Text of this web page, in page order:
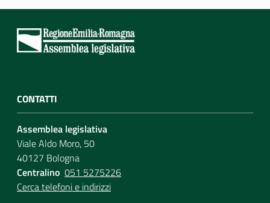
CONTATTI
Assemblea legislativa
Viale Aldo Moro, 50
40127 Bologna
Centralino 051 5275226
Cerca telefoni e indirizzi